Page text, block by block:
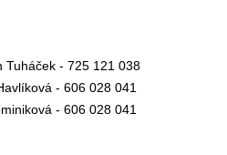
Tuháček - 725 121 038
- 606 028 041
- 606 028 041